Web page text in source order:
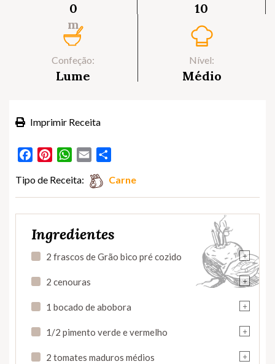
0
m
10
Confeção:
Lume
Nível:
Médio
Imprimir Receita
FacebookPinterestWhatsApp
Email
Tipo de Receita: Carne
Ingredientes
+
2 frascos de Grão bico pré cozido
+
2 cenouras
+
1 bocado de abobora
+
1/2 pimento verde e vermelho
+
2 tomates maduros médios